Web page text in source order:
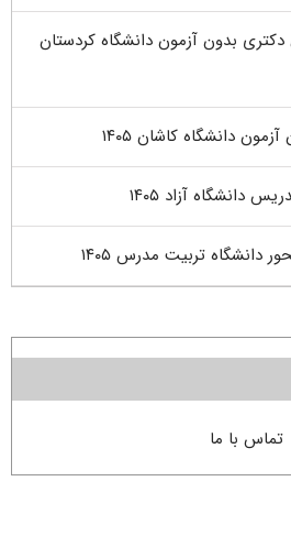
دکتری بدون آزمون دانشگاه کردستان
دانشگاه کاشان ۱۴۰۵
دانشگاه آزاد ۱۴۰۵
دانشگاه تربیت مدرس ۱۴۰۵
تماس با ما